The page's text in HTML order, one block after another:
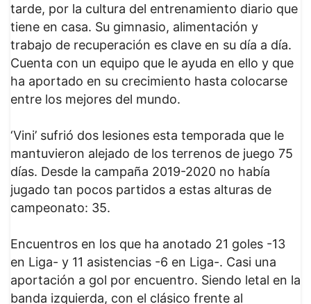
tarde, por la cultura del entrenamiento diario que
tiene en casa. Su gimnasio, alimentación y
trabajo de recuperación es clave en su día a día.
Cuenta con un equipo que le ayuda en ello y que
ha aportado en su crecimiento hasta colocarse
entre los mejores del mundo.
‘Vini’ sufrió dos lesiones esta temporada que le
mantuvieron alejado de los terrenos de juego 75
días. Desde la campaña 2019-2020 no había
jugado tan pocos partidos a estas alturas de
campeonato: 35.
Encuentros en los que ha anotado 21 goles -13
en Liga- y 11 asistencias -6 en Liga-. Casi una
aportación a gol por encuentro. Siendo letal en la
banda izquierda, con el clásico frente al